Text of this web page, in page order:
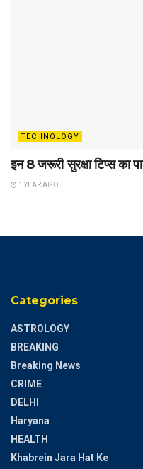
TECHNOLOGY
इन 8 जरूरी सुरक्षा टिप्स का
1 YEAR AGO
Categories
ASTROLOGY
BREAKING
Breaking News
CRIME
DELHI
Haryana
HEALTH
Khabrein Jara Hat Ke